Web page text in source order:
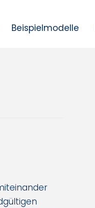
Beispielmodelle